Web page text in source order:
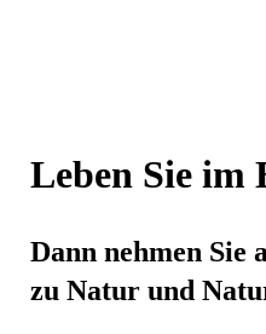
Leben Sie im
Dann nehmen Sie
zu Natur und